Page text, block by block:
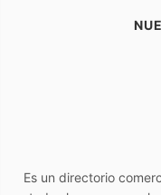
Es un directorio